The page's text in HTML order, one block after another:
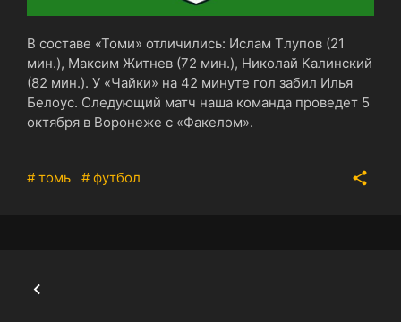
В составе «Томи» отличились: Ислам Тлупов (21
мин.), Максим Житнев (72 мин.), Николай Калинский
(82 мин.). У «Чайки» на 42 минуте гол забил Илья
Белоус. Следующий матч наша команда проведет 5
октября в Воронеже с «Факелом».
# томь # футбол